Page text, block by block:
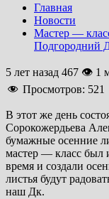
Главная
Новости
Мастер —
Подгородний
5 лет назад 467 👁 1
Просмотров: 521
В этот же день
Сорокожердьева
бумажные осенние
мастер — класс был
время и создали
листья будут
наш Дк.